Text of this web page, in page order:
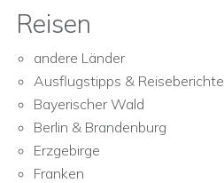
Reisen
andere Länder
Ausflugstipps & Reiseberichte
Bayerischer Wald
Berlin & Brandenburg
Erzgebirge
Franken